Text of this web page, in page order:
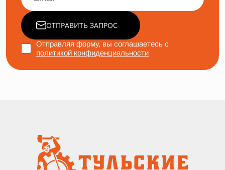
ОТПРАВИТЬ ЗАПРОС
Отправляя форму, вы соглашаетесь с
политикой конфиденциальности